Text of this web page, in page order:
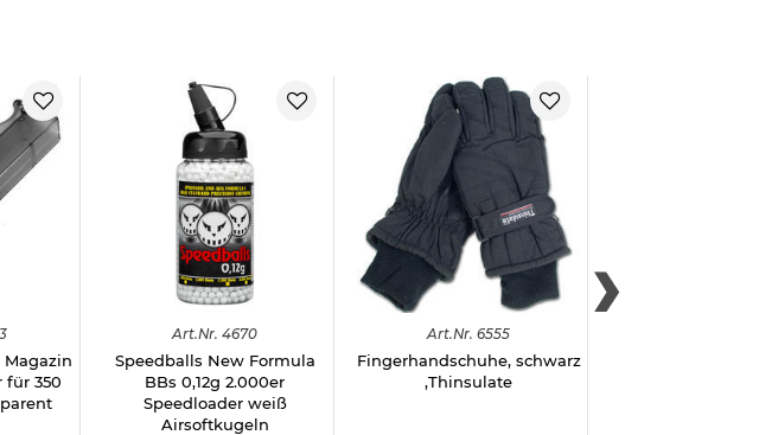
Magazin
für 350
Art.Nr. 4670
Speedballs New Formula
BBs 0,12g 2.000er
Speedloader weiß
Airsoftkugeln
Art.Nr. 6555
Fingerhandschuhe, schwarz
,Thinsulate